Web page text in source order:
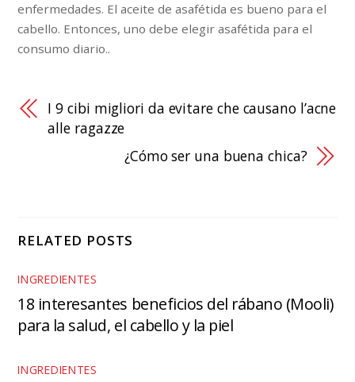
enfermedades. El aceite de asafétida es bueno para el
cabello. Entonces, uno debe elegir asafétida para el
consumo diario..
I 9 cibi migliori da evitare che causano l’acne
alle ragazze
¿Cómo ser una buena chica?
RELATED POSTS
INGREDIENTES
18 interesantes beneficios del rábano (Mooli)
para la salud, el cabello y la piel
INGREDIENTES